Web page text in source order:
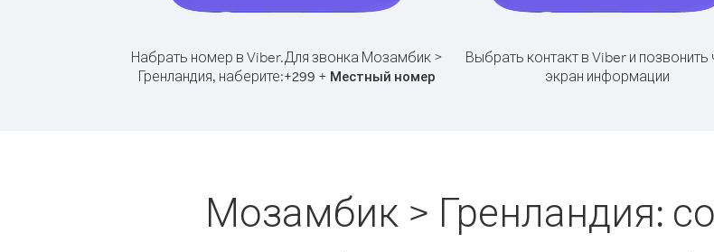
Набрать номер в Viber.Для звонка Мозамбик >
Гренландия, наберите:+299 + Местный номер
Выбрать контакт в Viber и позвонить
экран информации
Мозамбик > Гренландия: